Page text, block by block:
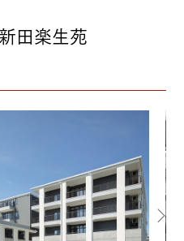
田楽生苑